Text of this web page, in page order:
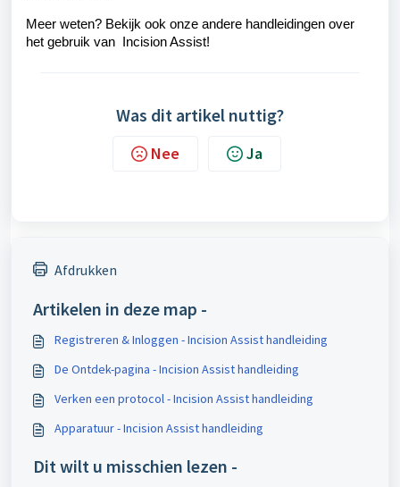
Meer weten? Bekijk ook onze andere handleidingen over
het gebruik van Incision Assist!
Was dit artikel nuttig?
Nee Ja
Afdrukken
Artikelen in deze map -
Registreren & Inloggen - Incision Assist handleiding
De Ontdek-pagina - Incision Assist handleiding
Verken een protocol - Incision Assist handleiding
Apparatuur - Incision Assist handleiding
Dit wilt u misschien lezen -